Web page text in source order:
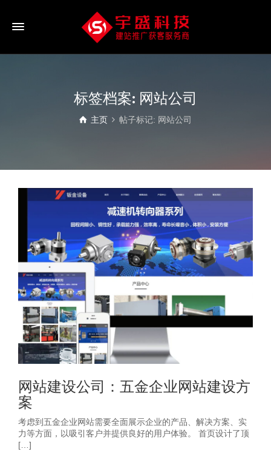
标签档案: 网站公司
主页 帖子标记: 网站公司
网站建设公司：五金企业网站建设方
案
考虑到五金企业网站需要全面展示企业的产品、解决方案、实
力等方面，以吸引客户并提供良好的用户体验。 首页设计了顶
[…]